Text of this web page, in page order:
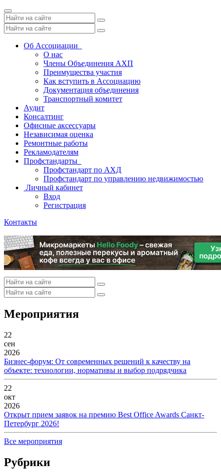
Toggle
navigation
Об Ассоциации
О нас
Члены Объединения АХП
Преимущества участия
Как вступить в Ассоциацию
Документация объединения
Транспортный комитет
Аудит
Консалтинг
Офисные аксессуары
Независимая оценка
Ремонтные работы
Рекламодателям
Профстандарты
Профстандарт по АХД
Профстандарт по управлению недвижимостью
Личный кабинет
Вход
Регистрация
Контакты
Мероприятия
22
сен
2026
Бизнес-форум: От современных решений к качеству на
объекте: технологии, нормативы и выбор подрядчика
22
окт
2026
Открыт прием заявок на премию Best Office Awards Санкт-
Петербург 2026!
Все мероприятия
Рубрики